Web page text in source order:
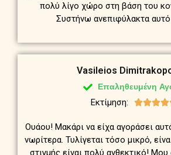
πολύ λίγο χώρο στη βάση του
Συστήνω ανεπιφύλακτα
Vasileios
Επαληθευμένη
Εκτίμηση: 
Ουάου! Μακάρι να είχα αγοράσει
νωρίτερα. Τυλίγεται τόσο μικρό,
στιγμής είναι πολύ ανθεκτικό!